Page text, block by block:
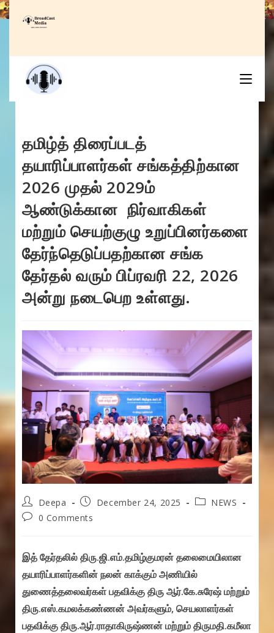
Skip
to
தமிழ்த் திரைப்படத்
தயாரிப்பாளர்கள் சங்கத்திற்கான
2026 முதல் 2029ம்
ஆண்டுக்கான நிர்வாகிகள்
மற்றும் செயற்குழு உறுப்பினர்களை
தேர்ந்தெடுப்பதற்கான சங்க
தேர்தல் வரும் பிப்ரவரி 22, 2026
அன்று நடைபெற உள்ளது.
Post
author:
Deepa
Post
published:
December 24, 2025
PostNEWS
Post0 Comments
இத் தேர்தலில் திரு.ஜி.எம்.தமிழ்குமரன் தலைமையிலான
தயாரிப்பாளர்களின் நலன் காக்கும் அணியில்
துணைத்தலைவர்கள் பதவிக்கு திரு ஆர்.கே.சுரேஷ் மற்றும்
திரு.எஸ்.கமலக்கண்ணன் அவர்களும், செயலாளர்கள்
பதவிக்கு திரு.ஆர்.ராதாகிருஷ்ணன் மற்றும் திருமதி.கமீலா